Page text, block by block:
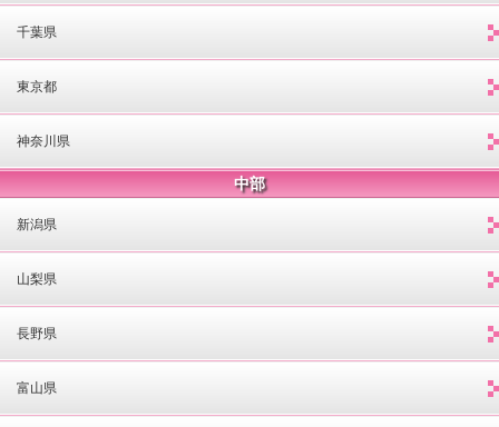
千葉県
東京都
神奈川県
中部
新潟県
山梨県
長野県
富山県